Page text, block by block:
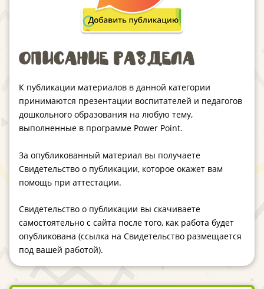
Описание раздела
К публикации материалов в данной категории
принимаются презентации воспитателей и педагогов
дошкольного образования на любую тему,
выполненные в программе Power Point.
За опубликованный материал вы получаете
Свидетельство о публикации, которое окажет вам
помощь при аттестации.
Свидетельство о публикации вы скачиваете
самостоятельно с сайта после того, как работа будет
опубликована (ссылка на Свидетельство размещается
под вашей работой).